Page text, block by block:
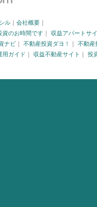
ル ｜ 会社概要 ｜
資のお時間です ｜ 収益アパートサ
ナビ ｜ 不動産投資ダヨ！ ｜ 不動産
用ガイド ｜ 収益不動産サイト ｜ 投